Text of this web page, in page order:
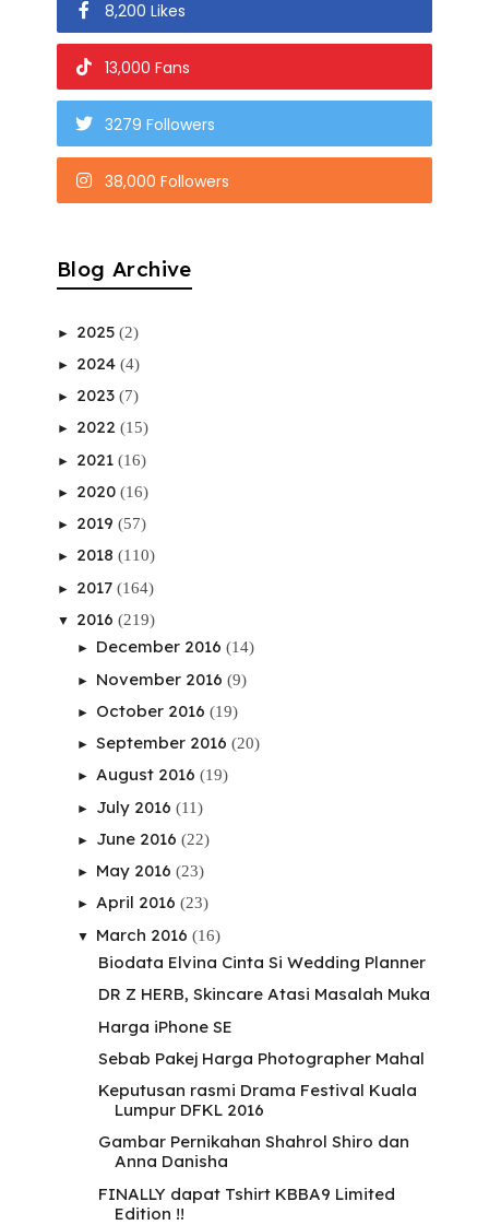
8,200 Likes
13,000 Fans
3279 Followers
38,000 Followers
Blog Archive
► 2025 (2)
► 2024 (4)
► 2023 (7)
► 2022 (15)
► 2021 (16)
► 2020 (16)
► 2019 (57)
► 2018 (110)
► 2017 (164)
▼ 2016 (219)
► December 2016 (14)
► November 2016 (9)
► October 2016 (19)
► September 2016 (20)
► August 2016 (19)
► July 2016 (11)
► June 2016 (22)
► May 2016 (23)
► April 2016 (23)
▼ March 2016 (16)
Biodata Elvina Cinta Si Wedding Planner
DR Z HERB, Skincare Atasi Masalah Muka
Harga iPhone SE
Sebab Pakej Harga Photographer Mahal
Keputusan rasmi Drama Festival Kuala
Lumpur DFKL 2016
Gambar Pernikahan Shahrol Shiro dan
Anna Danisha
FINALLY dapat Tshirt KBBA9 Limited
Edition !!